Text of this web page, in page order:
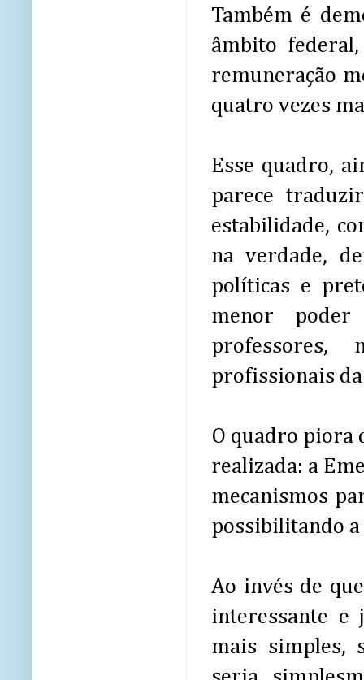
Também é
âmbito
remuneração
quatro vezes
Esse quadro,
parece
estabilidade,
na verdade,
políticas e
menor
professores,
profissionais
O quadro piora
realizada: a
mecanismos
possibilitando
Ao invés de
interessante e
mais simples,